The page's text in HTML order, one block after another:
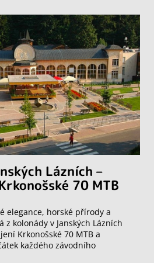
Lázních –
70 MTB
elegance, horské přírody a
z kolonády v Janských Lázních
Krkonošské 70 MTB a
každého závodního